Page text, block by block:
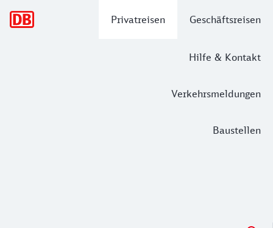
Privatreisen Geschäftsreisen
Hilfe & Kontakt
Verkehrsmeldungen
Baustellen